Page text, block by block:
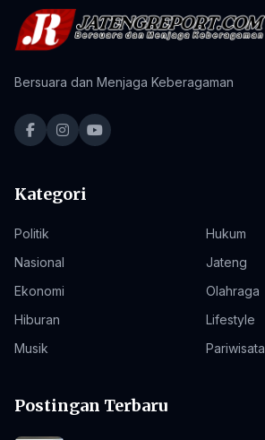
Bersuara dan Menjaga Keberagaman
Kategori
Politik
Hukum
Nasional
Jateng
Ekonomi
Olahraga
Hiburan
Lifestyle
Musik
Pariwisata
Postingan Terbaru